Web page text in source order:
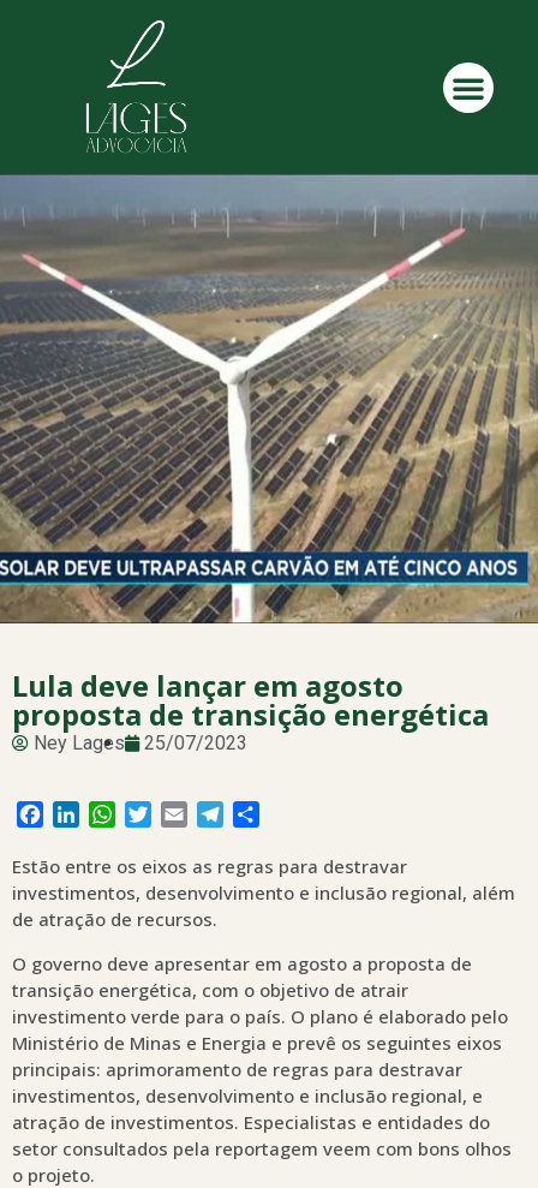
Lula deve lançar em agosto
proposta de transição energética
Ney Lages 25/07/2023
Facebook
LinkedInWhatsApp
Twitter
Email Telegram
Estão entre os eixos as regras para destravar
investimentos, desenvolvimento e inclusão regional, além
de atração de recursos.
O governo deve apresentar em agosto a proposta de
transição energética, com o objetivo de atrair
investimento verde para o país. O plano é elaborado pelo
Ministério de Minas e Energia e prevê os seguintes eixos
principais: aprimoramento de regras para destravar
investimentos, desenvolvimento e inclusão regional, e
atração de investimentos. Especialistas e entidades do
setor consultados pela reportagem veem com bons olhos
o projeto.